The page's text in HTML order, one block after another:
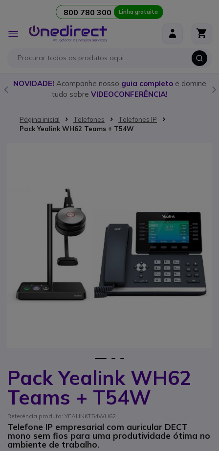
800 780 300 Linha gratuita
Alternar
Nav
NOVIDADE! Acompanhe nosso guia completoe domine
tudo sobre VIDEOCONFERÊNCIA!
Página inicial Telefones
Telefones IP
Pack Yealink WH62 Teams + T54W
Pack Yealink WH62
Teams + T54W
Referência produto: YEALINKT54WH62
Telefone IP empresarial com auricular DECT
mono sem fios para uma produtividade ótima no
ambiente de trabalho.
Saltar para o início da Galeria de imagens